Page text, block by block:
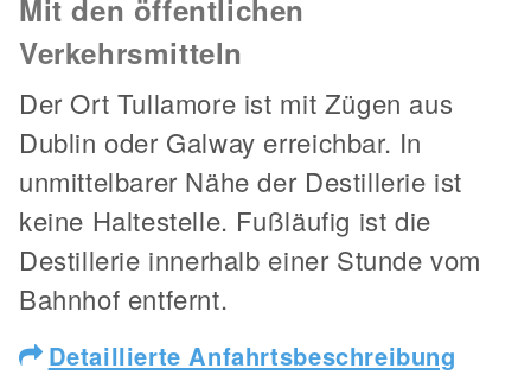
Mit den öffentlichen
Verkehrsmitteln
Der Ort Tullamore ist mit Zügen aus
Dublin oder Galway erreichbar. In
unmittelbarer Nähe der Destillerie ist
keine Haltestelle. Fußläufig ist die
Destillerie innerhalb einer Stunde vom
Bahnhof entfernt.
Detaillierte Anfahrtsbeschreibung